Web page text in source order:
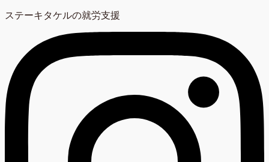
ステーキタケルの就労支援